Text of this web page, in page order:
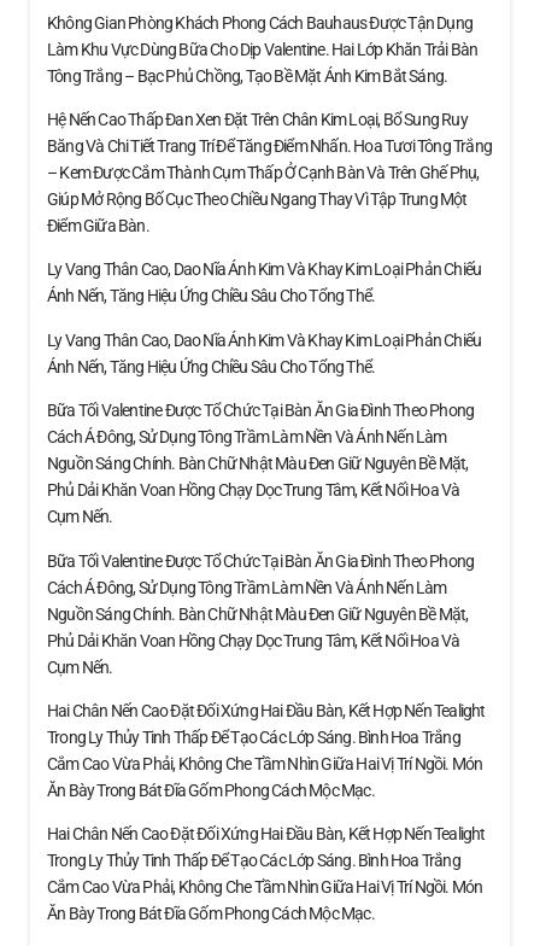
Không Gian Phòng Khách Phong Cách Bauhaus Được Tận Dụng
Làm Khu Vực Dùng Bữa Cho Dịp Valentine. Hai Lớp Khăn Trải Bàn
Tông Trắng – Bạc Phủ Chồng, Tạo Bề Mặt Ánh Kim Bắt Sáng.
Hệ Nến Cao Thấp Đan Xen Đặt Trên Chân Kim Loại, Bổ Sung Ruy
Băng Và Chi Tiết Trang Trí Để Tăng Điểm Nhấn. Hoa Tươi Tông Trắng
– Kem Được Cắm Thành Cụm Thấp Ở Cạnh Bàn Và Trên Ghế Phụ,
Giúp Mở Rộng Bố Cục Theo Chiều Ngang Thay Vì Tập Trung Một
Điểm Giữa Bàn.
Ly Vang Thân Cao, Dao Nĩa Ánh Kim Và Khay Kim Loại Phản Chiếu
Ánh Nến, Tăng Hiệu Ứng Chiều Sâu Cho Tổng Thể.
Ly Vang Thân Cao, Dao Nĩa Ánh Kim Và Khay Kim Loại Phản Chiếu
Ánh Nến, Tăng Hiệu Ứng Chiều Sâu Cho Tổng Thể.
Bữa Tối Valentine Được Tổ Chức Tại Bàn Ăn Gia Đình Theo Phong
Cách Á Đông, Sử Dụng Tông Trầm Làm Nền Và Ánh Nến Làm
Nguồn Sáng Chính. Bàn Chữ Nhật Màu Đen Giữ Nguyên Bề Mặt,
Phủ Dải Khăn Voan Hồng Chạy Dọc Trung Tâm, Kết Nối Hoa Và
Cụm Nến.
Bữa Tối Valentine Được Tổ Chức Tại Bàn Ăn Gia Đình Theo Phong
Cách Á Đông, Sử Dụng Tông Trầm Làm Nền Và Ánh Nến Làm
Nguồn Sáng Chính. Bàn Chữ Nhật Màu Đen Giữ Nguyên Bề Mặt,
Phủ Dải Khăn Voan Hồng Chạy Dọc Trung Tâm, Kết Nối Hoa Và
Cụm Nến.
Hai Chân Nến Cao Đặt Đối Xứng Hai Đầu Bàn, Kết Hợp Nến Tealight
Trong Ly Thủy Tinh Thấp Để Tạo Các Lớp Sáng. Bình Hoa Trắng
Cắm Cao Vừa Phải, Không Che Tầm Nhìn Giữa Hai Vị Trí Ngồi. Món
Ăn Bày Trong Bát Đĩa Gốm Phong Cách Mộc Mạc.
Hai Chân Nến Cao Đặt Đối Xứng Hai Đầu Bàn, Kết Hợp Nến Tealight
Trong Ly Thủy Tinh Thấp Để Tạo Các Lớp Sáng. Bình Hoa Trắng
Cắm Cao Vừa Phải, Không Che Tầm Nhìn Giữa Hai Vị Trí Ngồi. Món
Ăn Bày Trong Bát Đĩa Gốm Phong Cách Mộc Mạc.